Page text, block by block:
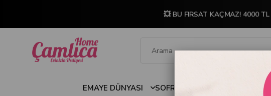
💥 BU FIRSAT KAÇMAZ! 4000
EMAYE DÜNYASI SOFRA & MUTFAK